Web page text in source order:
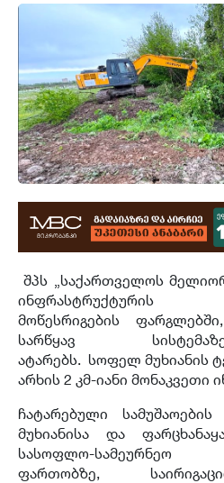
შპს „საქართველოს
ინფრასტრუქტურის
მოწესრიგების
სარწყავ
ატარებს. სოფელ მუხიანის
არხის 2 კმ-იანი მონაკვეთი
ჩატარებული
მუხიანისა და
სასოფლო-
ფართობზე,